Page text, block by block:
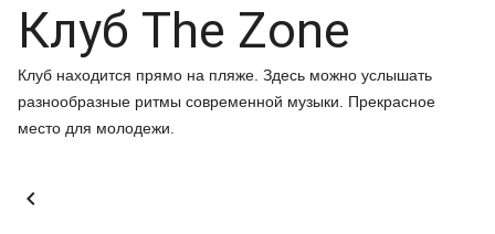
Клуб The Zone
Клуб находится прямо на пляже. Здесь можно услышать
разнообразные ритмы современной музыки. Прекрасное
место для молодежи.
